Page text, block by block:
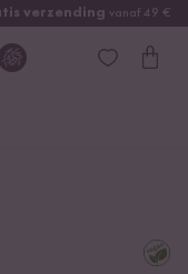
verzending vanaf 49 €